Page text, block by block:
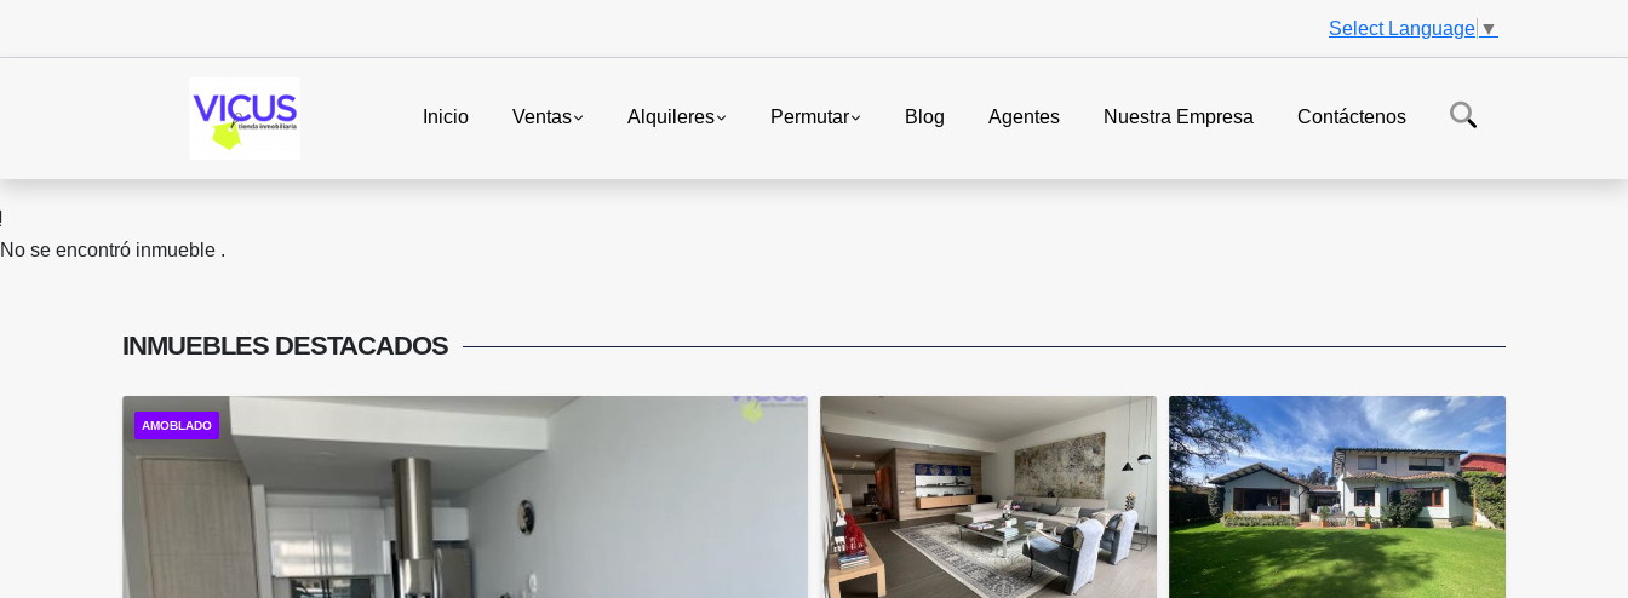
Select Language ▼
Inicio Ventas Alquileres Permutar Blog Agentes Nuestra Empresa Contáctenos
No se encontró inmueble .
INMUEBLES DESTACADOS
AMOBLADO